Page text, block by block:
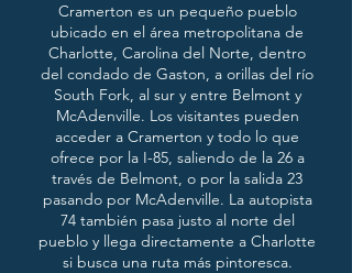
Cramerton es un pequeño pueblo
ubicado en el área metropolitana de
Charlotte, Carolina del Norte, dentro
del condado de Gaston, a orillas del río
South Fork, al sur y entre Belmont y
McAdenville. Los visitantes pueden
acceder a Cramerton y todo lo que
ofrece por la I-85, saliendo de la 26 a
través de Belmont, o por la salida 23
pasando por McAdenville. La autopista
74 también pasa justo al norte del
pueblo y llega directamente a Charlotte
si busca una ruta más pintoresca.